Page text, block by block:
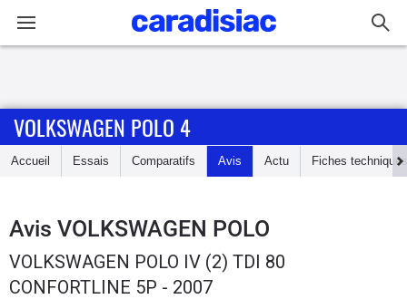
Accueil
Essais
Guide
d'achat
VOLKSWAGEN POLO 4
Accueil Essais Comparatifs Avis Actu Fiches techniques
Avis VOLKSWAGEN POLO
VOLKSWAGEN POLO IV (2) TDI 80
CONFORTLINE 5P - 2007